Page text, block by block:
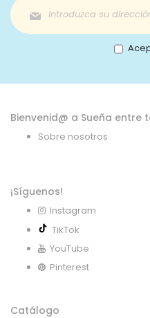
Inscríbase
a
nuestro
boletín
de
Bienvenid@ a Sueña entre
Sobre nosotros
¡Síguenos!
Instagram
TikTok
YouTube
Pinterest
Catálogo